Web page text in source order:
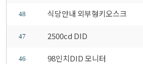
48 식당안내 외부형키오스크
47 2500cd DID
46 98인치DID 모니터